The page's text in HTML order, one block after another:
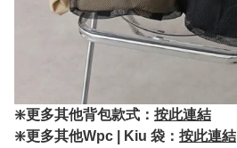
❇️更多其他背包款式： 按此連結
❇️更多其他Wpc | Kiu 袋： 按此連結